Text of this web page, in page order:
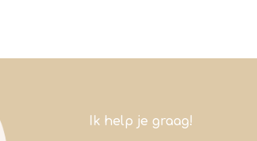
Ik help je graag!